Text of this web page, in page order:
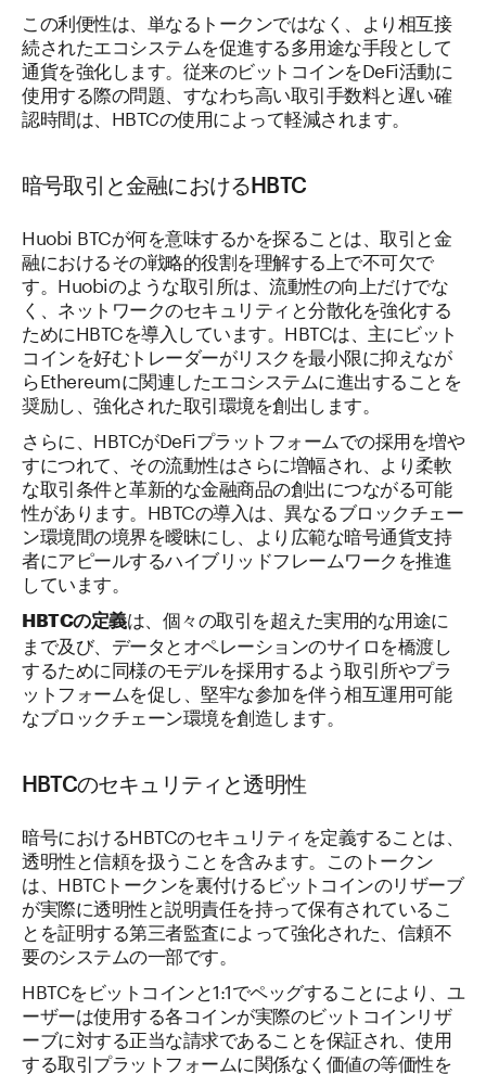
この利便性は、単なるトークンではなく、より相互接
続されたエコシステムを促進する多用途な手段として
通貨を強化します。従来のビットコインをDeFi活動に
使用する際の問題、すなわち高い取引手数料と遅い確
認時間は、HBTCの使用によって軽減されます。
暗号取引と金融におけるHBTC
Huobi BTCが何を意味するかを探ることは、取引と金
融におけるその戦略的役割を理解する上で不可欠で
す。Huobiのような取引所は、流動性の向上だけでな
く、ネットワークのセキュリティと分散化を強化する
ためにHBTCを導入しています。HBTCは、主にビット
コインを好むトレーダーがリスクを最小限に抑えなが
らEthereumに関連したエコシステムに進出することを
奨励し、強化された取引環境を創出します。
さらに、HBTCがDeFiプラットフォームでの採用を増や
すにつれて、その流動性はさらに増幅され、より柔軟
な取引条件と革新的な金融商品の創出につながる可能
性があります。HBTCの導入は、異なるブロックチェー
ン環境間の境界を曖昧にし、より広範な暗号通貨支持
者にアピールするハイブリッドフレームワークを推進
しています。
HBTCの定義は、個々の取引を超えた実用的な用途に
まで及び、データとオペレーションのサイロを橋渡し
するために同様のモデルを採用するよう取引所やプラ
ットフォームを促し、堅牢な参加を伴う相互運用可能
なブロックチェーン環境を創造します。
HBTCのセキュリティと透明性
暗号におけるHBTCのセキュリティを定義することは、
透明性と信頼を扱うことを含みます。このトークン
は、HBTCトークンを裏付けるビットコインのリザーブ
が実際に透明性と説明責任を持って保有されているこ
とを証明する第三者監査によって強化された、信頼不
要のシステムの一部です。
HBTCをビットコインと1:1でペッグすることにより、ユ
ーザーは使用する各コインが実際のビットコインリザ
ーブに対する正当な請求であることを保証され、使用
する取引プラットフォームに関係なく価値の等価性を